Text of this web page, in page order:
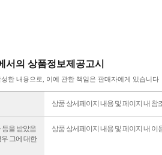
서의 상품정보제공고시
한 내용으로, 이에 관한 책임은 판매자에게 있습니다
상품 상세페이지 내용 및 페이지 내 참
등을 받았음
그에 대한
상품 상세페이지 내용 및 페이지 내 이